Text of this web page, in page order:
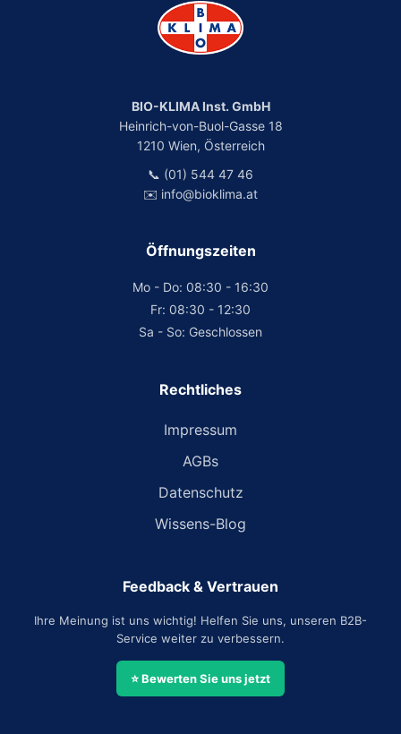
BIO-KLIMA Inst. GmbH
Heinrich-von-Buol-Gasse 18
1210 Wien, Österreich
📞 (01) 544 47 46
✉️ info@bioklima.at
Öffnungszeiten
Mo - Do: 08:30 - 16:30
Fr: 08:30 - 12:30
Sa - So: Geschlossen
Rechtliches
Impressum
AGBs
Datenschutz
Wissens-Blog
Feedback & Vertrauen
Ihre Meinung ist uns wichtig! Helfen Sie uns, unseren B2B-
Service weiter zu verbessern.
⭐ Bewerten Sie uns jetzt